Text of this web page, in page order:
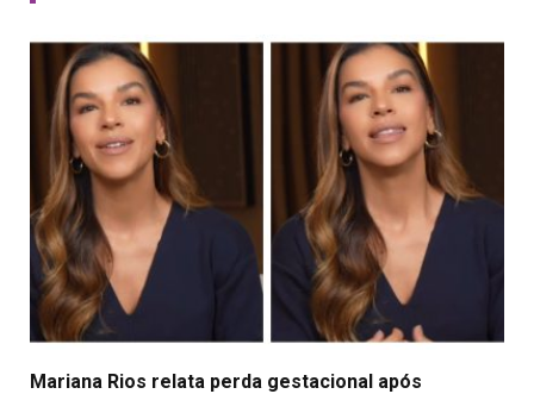
Mariana Rios relata perda gestacional após